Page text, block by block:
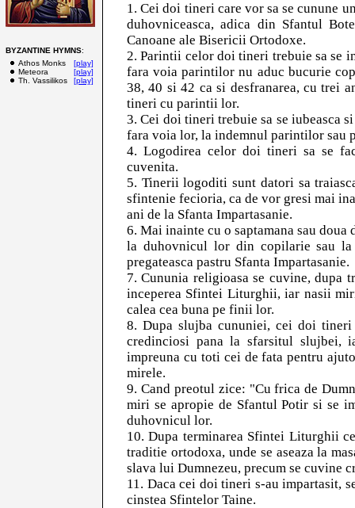
BYZANTINE HYMNS:
Athos Monks
[play]
Meteora
[play]
Th. Vassilikos
[play]
1. Cei doi tineri care vor sa se cunune
duhovniceasca, adica din Sfantul
Canoane ale Bisericii Ortodoxe.
2. Parintii celor doi tineri trebuie sa se
fara voia parintilor nu aduc bucurie
38, 40 si 42 ca si desfranarea, cu trei
tineri cu parintii lor.
3. Cei doi tineri trebuie sa se iubeasca
fara voia lor, la indemnul parintilor sau
4. Logodirea celor doi tineri sa se
cuvenita.
5. Tinerii logoditi sunt datori sa
sfintenie fecioria, ca de vor gresi mai
ani de la Sfanta Impartasanie.
6. Mai inainte cu o saptamana sau
la duhovnicul lor din copilarie sau
pregateasca pastru Sfanta Impartasanie.
7. Cununia religioasa se cuvine, dupa
inceperea Sfintei Liturghii, iar nasii
calea cea buna pe finii lor.
8. Dupa slujba cununiei, cei doi
credinciosi pana la sfarsitul slujbei,
impreuna cu toti cei de fata pentru
mirele.
9. Cand preotul zice: "Cu frica de
miri se apropie de Sfantul Potir si se
duhovnicul lor.
10. Dupa terminarea Sfintei Liturghii
traditie ortodoxa, unde se aseaza la
slava lui Dumnezeu, precum se cuvine
11. Daca cei doi tineri s-au impartasit,
cinstea Sfintelor Taine.